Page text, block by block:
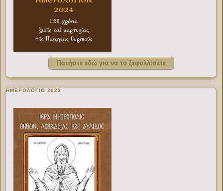
Πατήστε εδώ για να το ξεφυλλίσετε
ΗΜΕΡΟΛΟΓΙΟ 2023